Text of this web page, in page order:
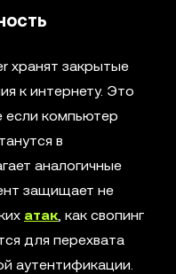
хранят закрытые
к интернету. Это
если компьютер
в
аналогичные
защищает не
атак, как свопинг
для перехвата
аутентификации.